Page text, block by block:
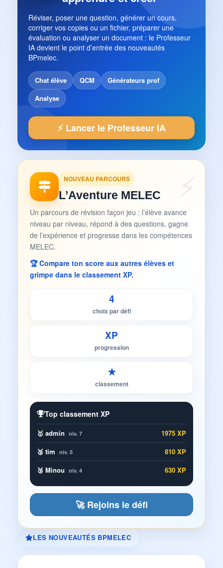
Réviser, poser une question, générer un cours,
corriger vos copies ou un fichier, préparer une
évaluation ou analyser un document : le Professeur
IA devient le point d’entrée des nouveautés
BPmelec.
Chat élève QCM
Générateurs prof
Analyse
⚡ Lancer le Professeur IA
NOUVEAU PARCOURS
L’Aventure MELEC
Un parcours de révision façon jeu : l’élève avance
niveau par niveau, répond à des questions, gagne
de l’expérience et progresse dans les compétences
MELEC.
🏆 Compare ton score aux autres élèves et
grimpe dans le classement XP.
4
choix par défi
XP
progression
★
classement
Top classement XP
🥇 admin niv. 7
1975 XP
🥈 tim niv. 5
810 XP
🥉 Minou niv. 4 630 XP
🚀 Rejoins le défi
LES NOUVEAUTÉS BPMELEC